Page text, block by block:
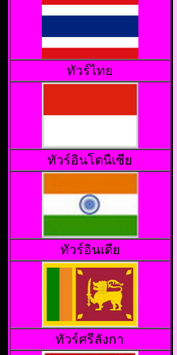
ทัวร์ไทย
ทัวร์อินโดนีเซีย
ทัวร์อินเดีย
ทัวร์ศรีลังกา